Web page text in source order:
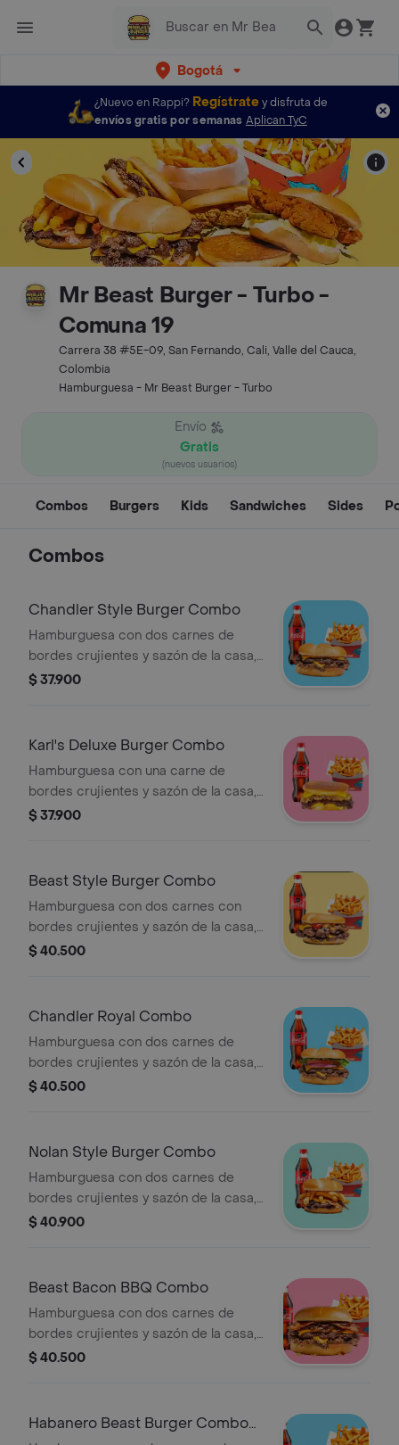
Bogotá
¿Nuevo en Rappi? Regístratey disfruta de
envíos gratis por semanas Aplican TyC
Mr Beast Burger - Turbo -
Comuna 19
Carrera 38 #5E-09, San Fernando, Cali, Valle del Cauca,
Colombia
Hamburguesa - Mr Beast Burger - Turbo
Envío
Gratis
(nuevos usuarios)
Combos Burgers Kids Sandwiches Sides
Combos
Chandler Style Burger Combo
Hamburguesa con dos carnes de
bordes crujientes y sazón de la casa,
queso americano, mayonesa, ketchup
$ 37.900
Karl's Deluxe Burger Combo
Hamburguesa con una carne de
bordes crujientes y sazón de la casa,
queso americano y cebolla asada
$ 37.900
Beast Style Burger Combo
Hamburguesa con dos carnes con
bordes crujientes y sazón de la casa,
queso americano, pepinillos, cebolla
bebida a elección.
$ 40.500
Chandler Royal Combo
Hamburguesa con dos carnes de
bordes crujientes y sazón de la casa,
queso americano, mayonesa,
brioche tostado + papas + bebida a
$ 40.500
Nolan Style Burger Combo
Hamburguesa con dos carnes de
bordes crujientes y sazón de la casa,
queso americano, mayonesa, ketchup,
elección.
$ 40.900
Beast Bacon BBQ Combo
Hamburguesa con dos carnes de
bordes crujientes y sazón de la casa,
queso americano, Salsa BBQ, cebolla
$ 40.500
Habanero Beast Burger Combo